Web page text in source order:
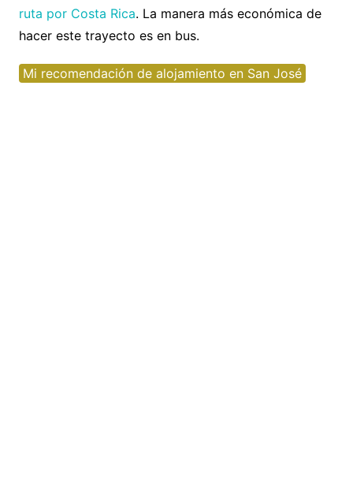
ruta por Costa Rica. La manera más económica de
hacer este trayecto es en bus.
Mi recomendación de alojamiento en San José